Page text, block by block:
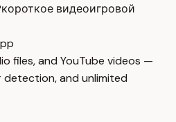
короткое видеоигровой
files, and YouTube videos —
detection, and unlimited